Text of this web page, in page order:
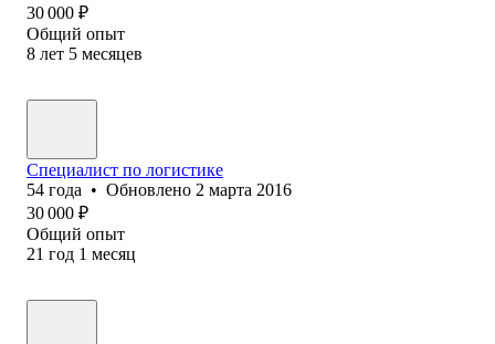
30 000 ₽
Общий опыт
8 лет 5 месяцев
Специалист по логистике
54 года • Обновлено 2 марта 2016
30 000 ₽
Общий опыт
21 год 1 месяц